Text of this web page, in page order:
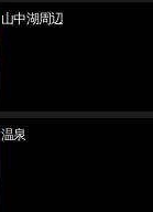
山中湖周辺
温泉